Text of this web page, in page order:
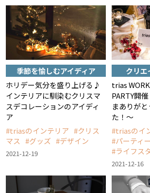
季節を愉しむアイディア
ホリデー気分を盛り上げる♪
インテリアに馴染むクリスマ
スデコレーションのアイディ
ア
triasのインテリア
クリス
マス
グッズ デザイン
2021-12-19
クリエ
trias
PARTY開
まありが
た！〜
triasのイ
パーティー
ライフス
2021-12-16